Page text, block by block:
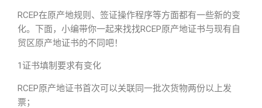
RCEP在原产地规则、签证操作程序等方面都有一些新的变
化。下面，小编带你一起来找找RCEP原产地证书与现有自
贸区原产地证书的不同吧！
1证书填制要求有变化
RCEP原产地证书首次可以关联同一批次货物两份以上发
票；